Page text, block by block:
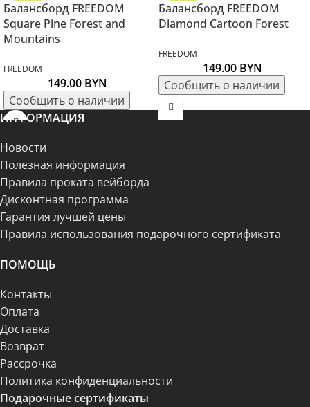
Балансборд FREEDOM
Square Pine Forest and
Mountains
FREEDOM
149.00 BYN
Балансборд FREEDOM
Diamond Cartoon Forest
FREEDOM
149.00 BYN
ИНФОРМАЦИЯ
Новости
Полезная информация
Правила проката вейборда
Дисконтная программа
Гарантия лучшей цены
Правила использования подарочного сертификата
ПОМОЩЬ
Контакты
Оплата
Доставка
Возврат
Рассрочка
Политика конфиденциальности
Подарочные сертификаты